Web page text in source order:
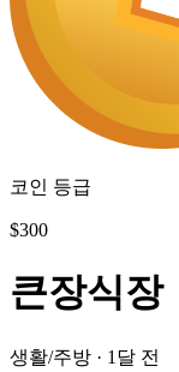
코인 등급
$300
큰장식장
생활/주방 · 1달 전